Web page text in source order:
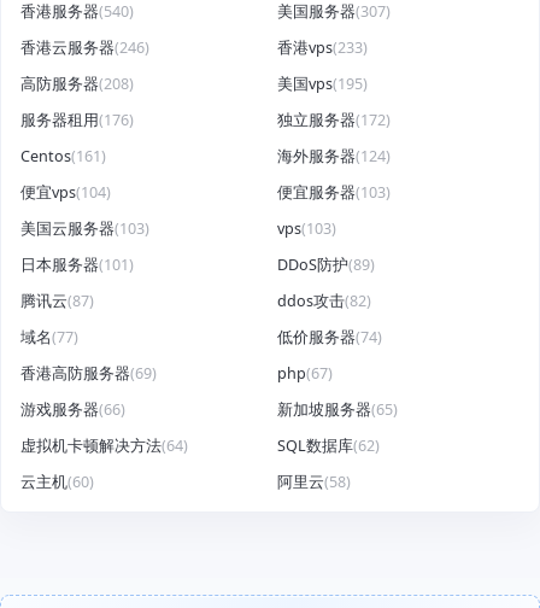
香港服务器(540) 美国服务器(307)
香港云服务器(246) 香港vps(233)
高防服务器(208) 美国vps(195)
服务器租用(176) 独立服务器(172)
Centos(161) 海外服务器(124)
便宜vps(104) 便宜服务器(103)
美国云服务器(103) vps(103)
日本服务器(101) DDoS防护(89)
腾讯云(87) ddos攻击(82)
域名(77) 低价服务器(74)
香港高防服务器(69) php(67)
游戏服务器(66) 新加坡服务器(65)
虚拟机卡顿解决方法(64) SQL数据库(62)
云主机(60) 阿里云(58)